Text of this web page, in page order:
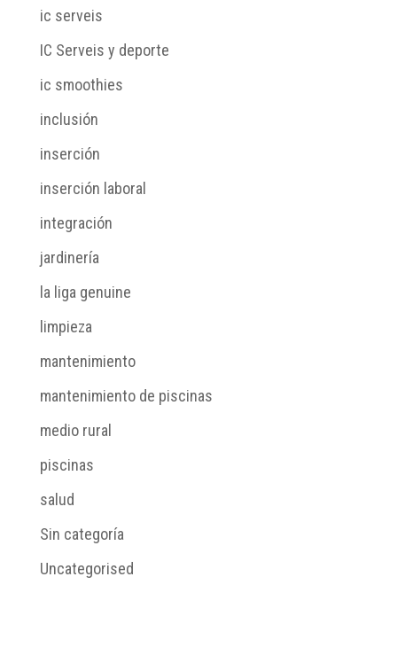
ic serveis
IC Serveis y deporte
ic smoothies
inclusión
inserción
inserción laboral
integración
jardinería
la liga genuine
limpieza
mantenimiento
mantenimiento de piscinas
medio rural
piscinas
salud
Sin categoría
Uncategorised